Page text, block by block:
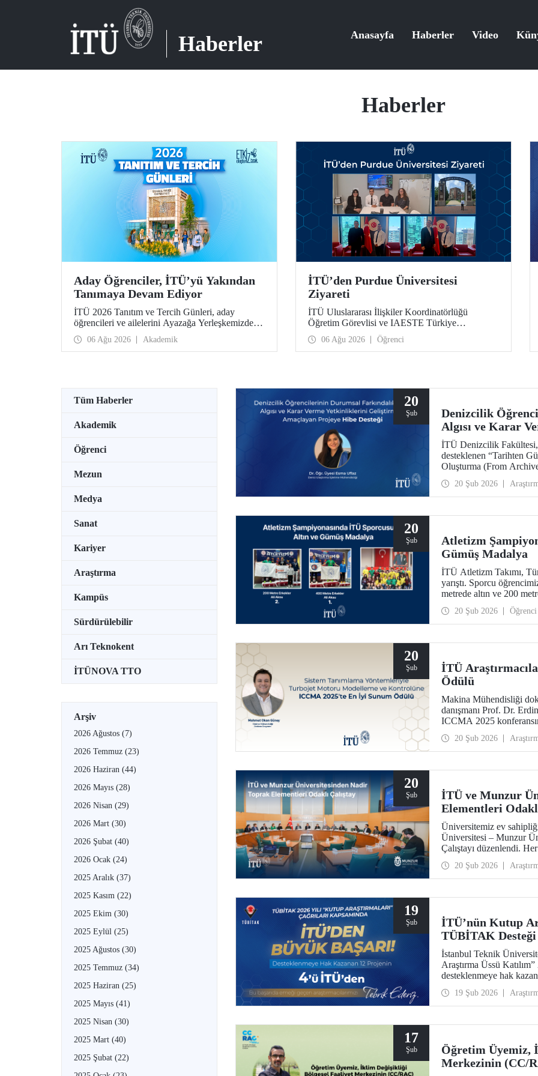
Haberler Anasayfa Haberler Video
Haberler
Aday Öğrenciler, İTÜ’yü Yakından
Tanımaya Devam Ediyor
İTÜ 2026 Tanıtım ve Tercih Günleri, aday
öğrencileri ve ailelerini Ayazağa Yerleşkemizde
ağırlamaya devam ediyor. Tanıtım ve Tercih
Günleri 7 Ağustos’ta tamamlanacak, ilgili fakülte
ve birimler adaylara bilgi vermeye devam edecek.
06 Ağu 2026 Akademik
İTÜ’den Purdue Üniversitesi
Ziyareti
İTÜ Uluslararası İlişkiler Koordinatörlüğü
Öğretim Görevlisi ve IAESTE Türkiye
Sorumlusu Cahit Okan, akademik ilişkileri ve iş
birliğini geliştirmek amacıyla 20-27 Temmuz
tarihlerinde ABD’de dünyanın önde gelen
06 Ağu 2026 Öğrenci
Tüm Haberler
Akademik
Öğrenci
Mezun
Medya
Sanat
Kariyer
Araştırma
Kampüs
Sürdürülebilir
Arı Teknokent
İTÜNOVA TTO
Arşiv
2026 Ağustos (7)
2026 Temmuz (23)
2026 Haziran (44)
2026 Mayıs (28)
2026 Nisan (29)
2026 Mart (30)
2026 Şubat (40)
2026 Ocak (24)
2025 Aralık (37)
2025 Kasım (22)
2025 Ekim (30)
2025 Eylül (25)
2025 Ağustos (30)
2025 Temmuz (34)
2025 Haziran (25)
2025 Mayıs (41)
2025 Nisan (30)
2025 Mart (40)
2025 Şubat (22)
20
Şub
Denizcilik
Algısı ve Karar
Amaçlayan
İTÜ Denizcilik Fakültesi,
desteklenen “Tarihten
Oluşturma (From
20 Şub 2026
20
Şub
Atletizm
Gümüş Madalya
İTÜ Atletizm Takımı,
yarıştı. Sporcu
metrede altın ve 200
20 Şub 2026 Öğrenci
20
Şub
İTÜ
Ödülü
Makina Mühendisliği
danışmanı Prof. Dr.
ICCMA 2025
almaya layık görüldü.
20 Şub 2026
20
Şub
İTÜ ve Munzur
Elementleri
Üniversitemiz ev
Üniversitesi – Munzur
Çalıştayı düzenlendi.
20 Şub 2026
19
Şub
İTÜ’nün Kutup
TÜBİTAK Desteği
İstanbul Teknik
Araştırma Üssü
desteklenmeye hak
bir yansıması.
19 Şub 2026
17
Şub
Öğretim Üyemiz,
Merkezinin (CC/